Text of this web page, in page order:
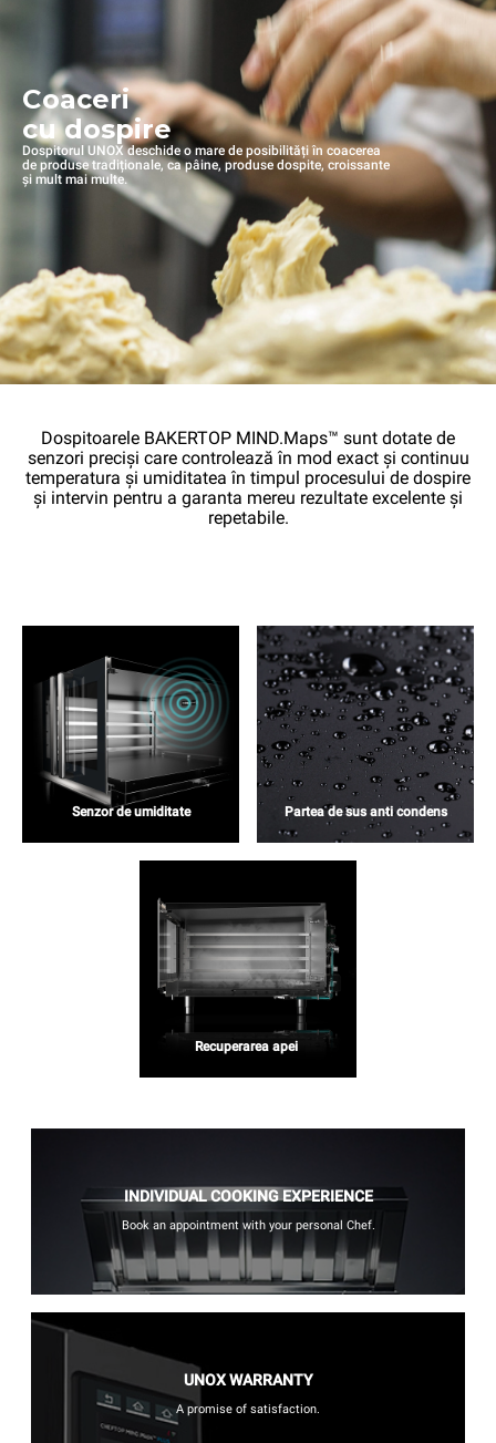
Coaceri
cu dospire
Dospitorul UNOX deschide o mare de posibilități în coacerea
de produse tradiționale, ca pâine, produse dospite, croissante
și mult mai multe.
Dospitoarele BAKERTOP MIND.Maps™ sunt dotate de
senzori preciși care controlează în mod exact și continuu
temperatura și umiditatea în timpul procesului de dospire
și intervin pentru a garanta mereu rezultate excelente și
repetabile.
Senzor de umiditate Partea de sus anti condens
Recuperarea apei
INDIVIDUAL COOKING EXPERIENCE
Book an appointment with your personal Chef.
UNOX WARRANTY
A promise of satisfaction.